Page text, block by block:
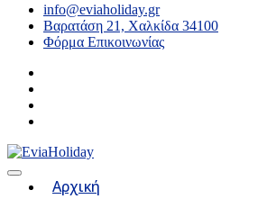
info@eviaholiday.gr
Βαρατάση 21, Χαλκίδα 34100
Φόρμα Επικοινωνίας
Αρχική